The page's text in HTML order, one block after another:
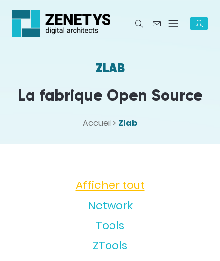
ZLAB
La fabrique Open Source
Accueil > Zlab
Afficher tout
Network
Tools
ZTools